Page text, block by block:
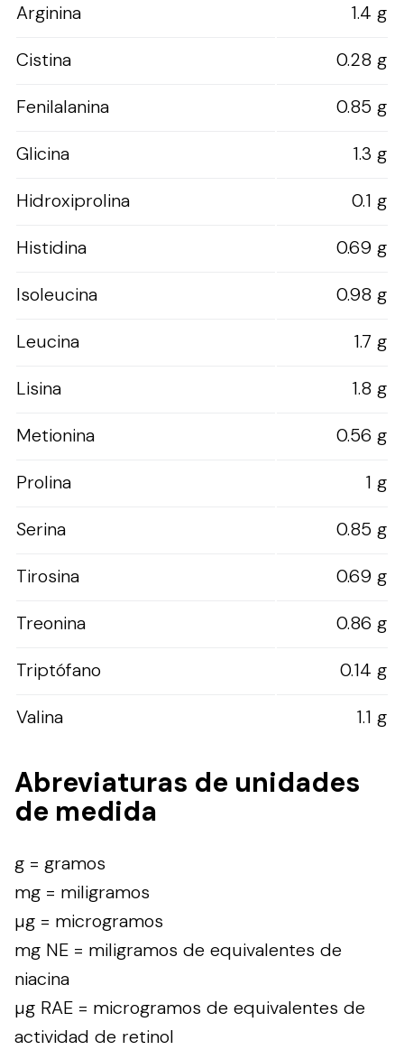
Arginina
1.4 g
Cistina
0.28 g
Fenilalanina
0.85 g
Glicina
1.3 g
Hidroxiprolina
0.1 g
Histidina
0.69 g
Isoleucina
0.98 g
Leucina
1.7 g
Lisina
1.8 g
Metionina
0.56 g
Prolina
1 g
Serina
0.85 g
Tirosina
0.69 g
Treonina
0.86 g
Triptófano
0.14 g
Valina
1.1 g
Abreviaturas de unidades
de medida
g = gramos
mg = miligramos
µg = microgramos
mg NE = miligramos de equivalentes de
niacina
µg RAE = microgramos de equivalentes de
actividad de retinol